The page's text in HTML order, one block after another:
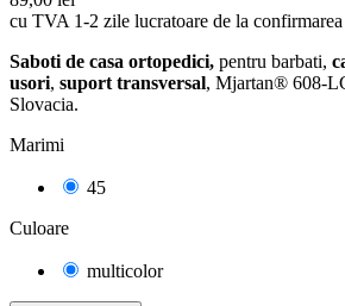
cu TVA 1-2 zile lucratoare de la
Saboti de casa ortopedici, pentru barbati,
usori, suport transversal, Mjartan® 608-
Slovacia.
Marimi
45
Culoare
multicolor